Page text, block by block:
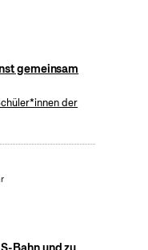
gemeinsam
der